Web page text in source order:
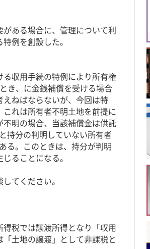
ある場合に、管理について利
例を創設した。
収用手続の特例により所有権
き、に金銭補償を受ける場合
ねばならないが、今回は特
れは所有者不明土地を前提に
明の場合、当該補償金は供託
持分の判明していない所有者
る。このときは、持分が判明
ることになる。
てください。
税では譲渡所得となり「収用
土地の譲渡」として非課税と